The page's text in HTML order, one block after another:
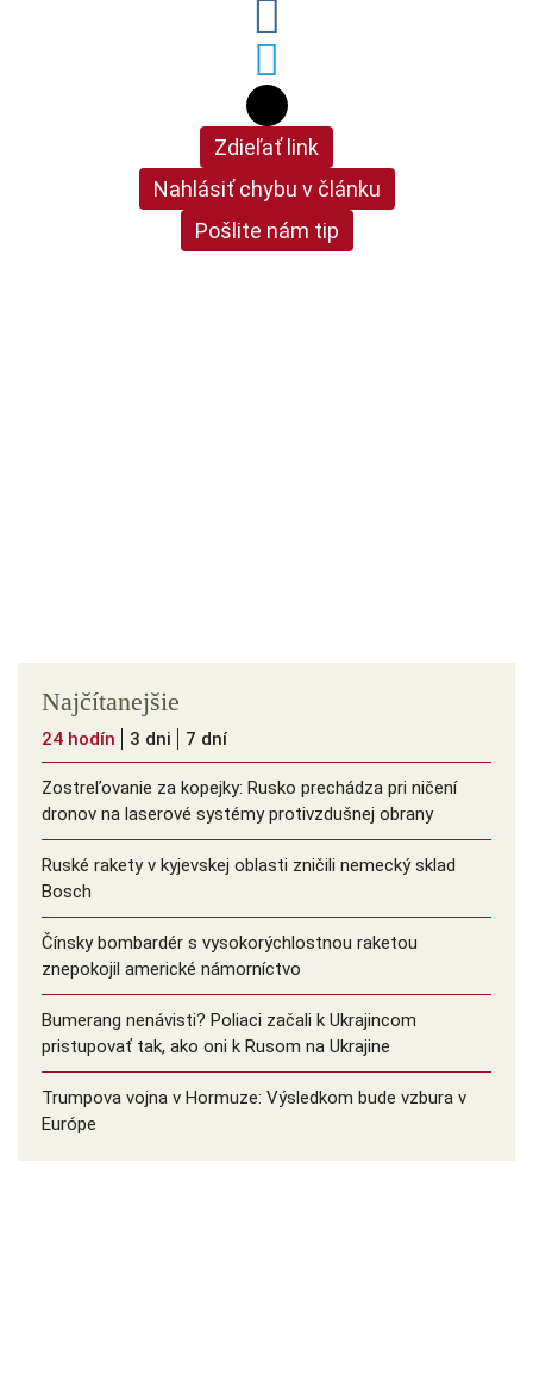
Zdieľať link
Nahlásiť chybu v článku
Pošlite nám tip
Najčítanejšie
24 hodín 3 dni 7 dní
Zostreľovanie za kopejky: Rusko prechádza pri ničení
dronov na laserové systémy protivzdušnej obrany
Ruské rakety v kyjevskej oblasti zničili nemecký sklad
Bosch
Čínsky bombardér s vysokorýchlostnou raketou
znepokojil americké námorníctvo
Bumerang nenávisti? Poliaci začali k Ukrajincom
pristupovať tak, ako oni k Rusom na Ukrajine
Trumpova vojna v Hormuze: Výsledkom bude vzbura v
Európe